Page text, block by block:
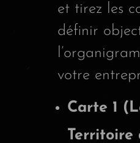
et tirez les
définir
votre
Carte 1
Territoire